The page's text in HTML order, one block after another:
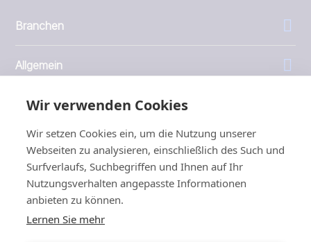
Wir verwenden Cookies
Wir setzen Cookies ein, um die Nutzung unserer
Webseiten zu analysieren, einschließlich des Such und
Surfverlaufs, Suchbegriffen und Ihnen auf Ihr
Nutzungsverhalten angepasste Informationen
anbieten zu können.
Lernen Sie mehr
Branchen
Allgemein
Unternehmen
Investoren
1999 - 2026 © JBT Marel